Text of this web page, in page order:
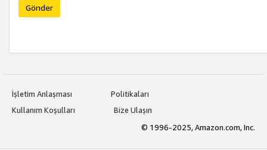
Gönder
İşletim Anlaşması
Politikaları
Kullanım Koşulları
Bize Ulaşın
© 1996-2025, Amazon.com, Inc.